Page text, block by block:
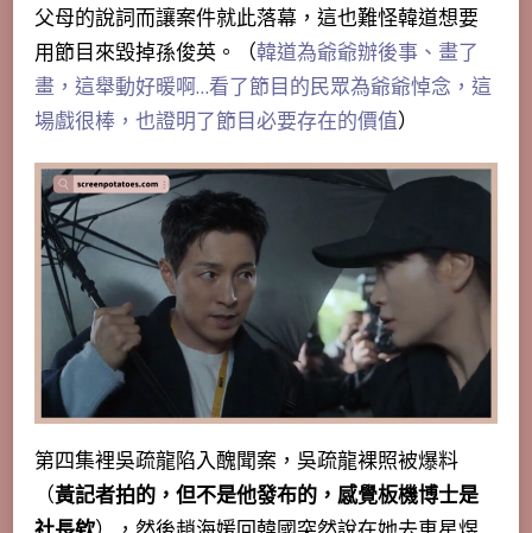
父母的說詞而讓案件就此落幕，這也難怪韓道想要
用節目來毀掉孫俊英。（韓道為爺爺辦後事、畫了
畫，這舉動好暖啊…看了節目的民眾為爺爺悼念，這
場戲很棒，也證明了節目必要存在的價值）
第四集裡吳疏龍陷入醜聞案，吳疏龍裸照被爆料
（黃記者拍的，但不是他發布的，感覺板機博士是